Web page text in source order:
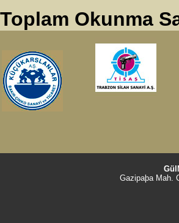
Toplam Okunma
Gazipaþa Mah.